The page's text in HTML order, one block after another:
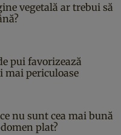
vegetală ar trebui să
pui favorizează
mai periculoase
nu sunt cea mai bună
plat?